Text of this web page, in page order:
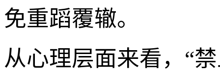
免重蹈覆辙。
从心理层面来看，“